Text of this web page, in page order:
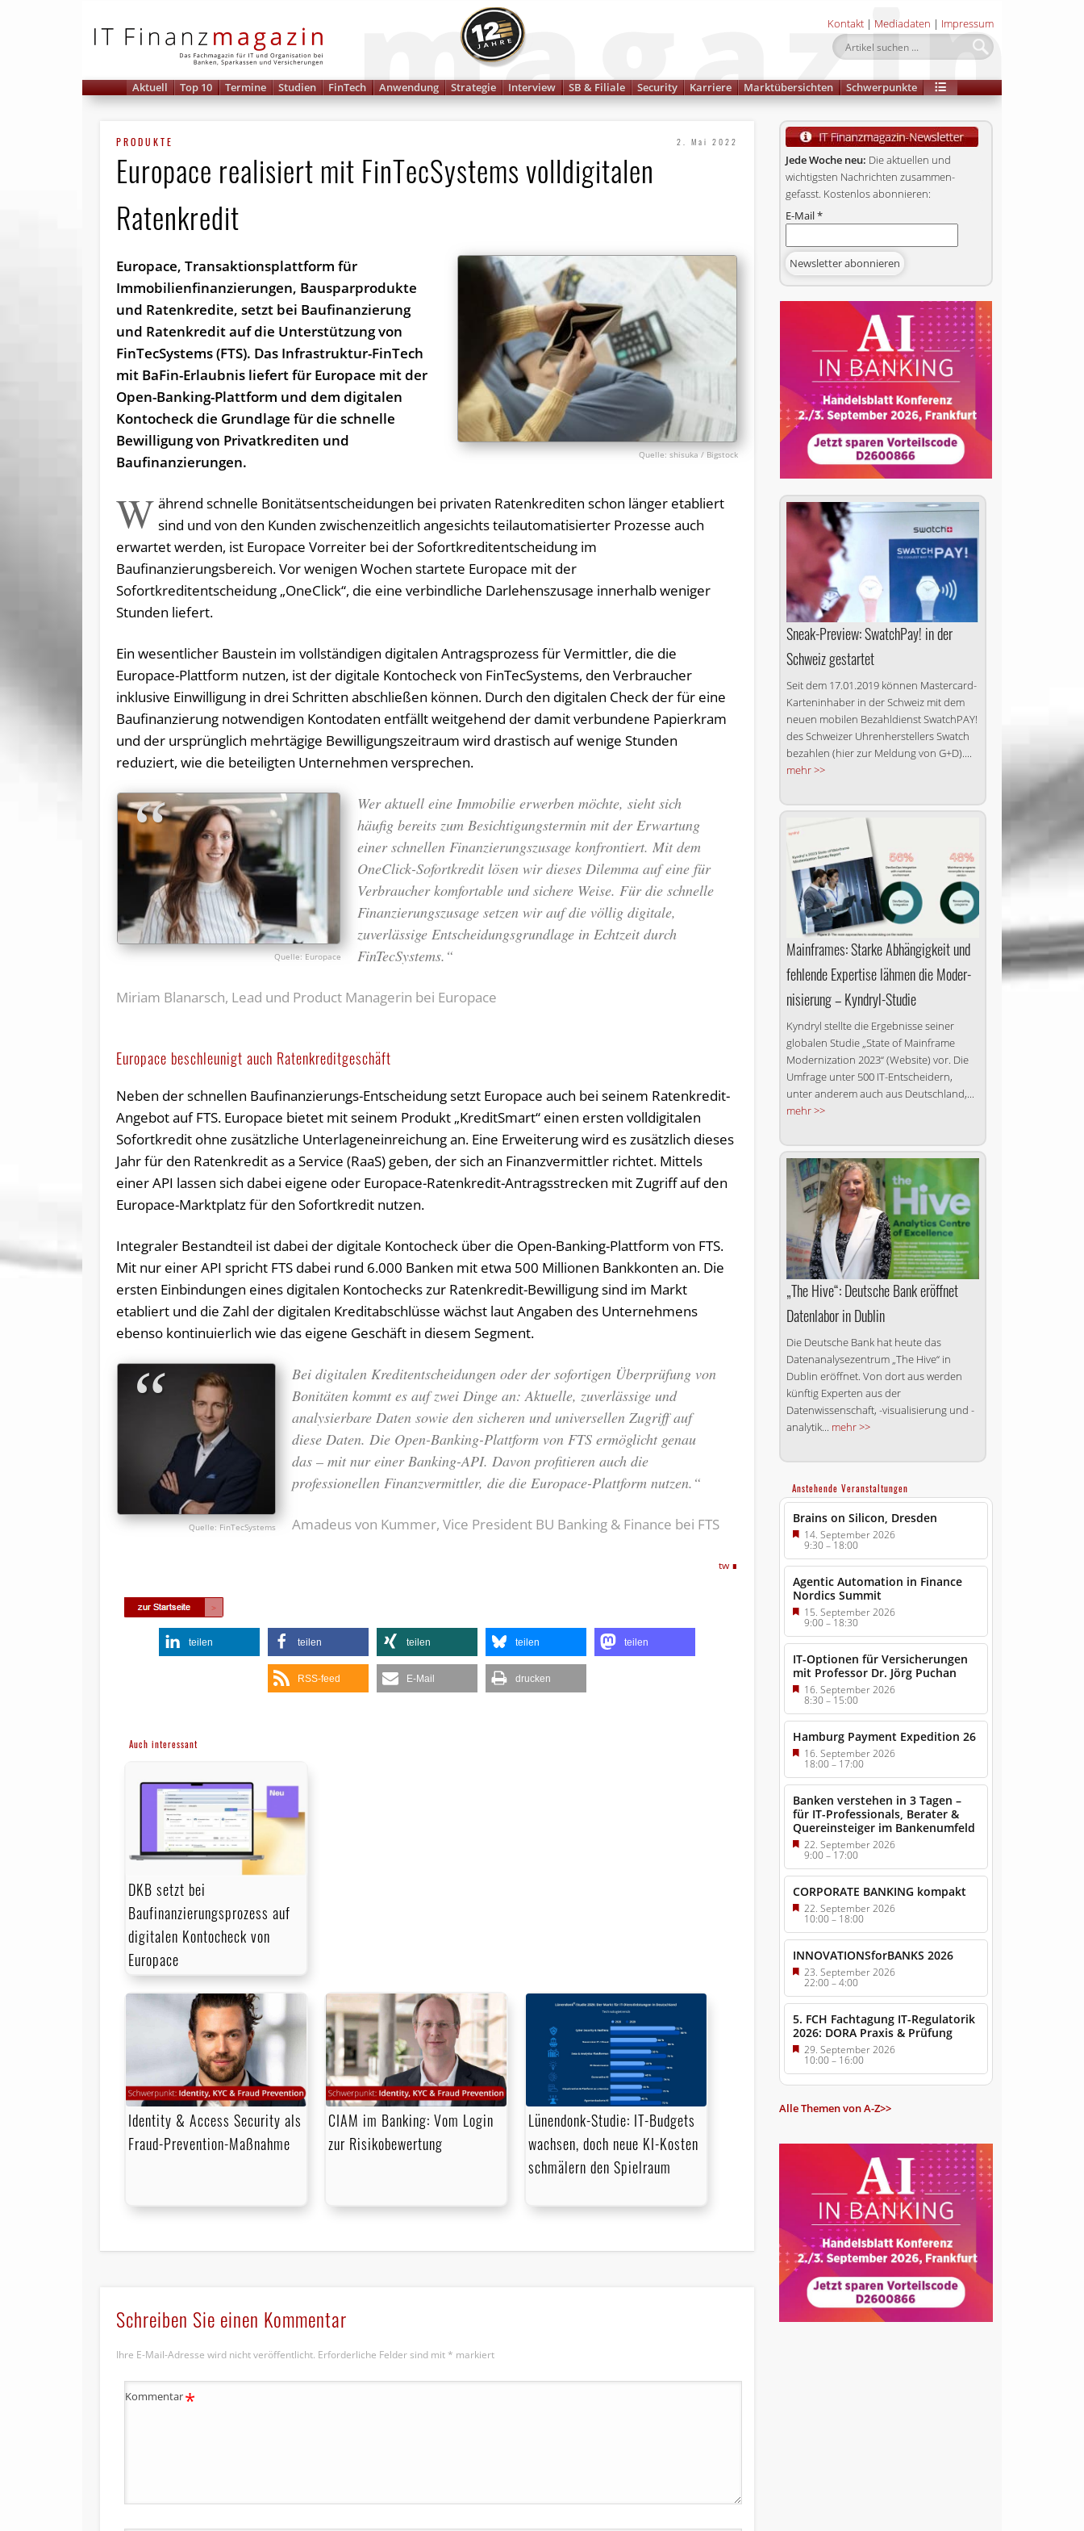
Kontakt | Mediadaten | Impressum
Aktuell Top 10 Termine Studien FinTech Anwendung Strategie Interview SB & Filiale Security Karriere Marktübersichten Schwerpunkte
PRODUKTE 2. Mai 2022
Europace realisiert mit FinTecSystems volldigitalen
Ratenkredit
shisuka / Bigstock
Europace, Transaktionsplattform für
Immobilienfinanzierungen, Bausparprodukte
und Ratenkredite, setzt bei Baufinanzierung
und Ratenkredit auf die Unterstützung von
FinTecSystems (FTS). Das Infrastruktur-FinTech
mit BaFin-Erlaubnis liefert für Europace mit der
Open-Banking-Plattform und dem digitalen
Kontocheck die Grundlage für die schnelle
Bewilligung von Privatkrediten und
Baufinanzierungen.
W ährend schnelle Bonitätsentscheidungen bei privaten Ratenkrediten schon länger etabliert
sind und von den Kunden zwischenzeitlich angesichts teilautomatisierter Prozesse auch
erwartet werden, ist Europace Vorreiter bei der Sofortkreditentscheidung im
Baufinanzierungsbereich. Vor wenigen Wochen startete Europace mit der
Sofortkreditentscheidung „OneClick“, die eine verbindliche Darlehenszusage innerhalb weniger
Stunden liefert.
Ein wesentlicher Baustein im vollständigen digitalen Antragsprozess für Vermittler, die die
Europace-Plattform nutzen, ist der digitale Kontocheck von FinTecSystems, den Verbraucher
inklusive Einwilligung in drei Schritten abschließen können. Durch den digitalen Check der für eine
Baufinanzierung notwendigen Kontodaten entfällt weitgehend der damit verbundene Papierkram
und der ursprünglich mehrtägige Bewilligungszeitraum wird drastisch auf wenige Stunden
reduziert, wie die beteiligten Unternehmen versprechen.
Europace
Wer aktuell eine Immobilie erwerben möchte, sieht sich
häufig bereits zum Besichtigungstermin mit der Erwartung
einer schnellen Finanzierungszusage konfrontiert. Mit dem
OneClick-Sofortkredit lösen wir dieses Dilemma auf eine für
Verbraucher komfortable und sichere Weise. Für die schnelle
Finanzierungszusage setzen wir auf die völlig digitale,
zuverlässige Entscheidungsgrundlage in Echtzeit durch
FinTecSystems.“
Miriam Blanarsch, Lead und Product Managerin bei Europace
Europace beschleunigt auch Ratenkreditgeschäft
Neben der schnellen Baufinanzierungs-Entscheidung setzt Europace auch bei seinem Ratenkredit-
Angebot auf FTS. Europace bietet mit seinem Produkt „KreditSmart“ einen ersten volldigitalen
Sofortkredit ohne zusätzliche Unterlageneinreichung an. Eine Erweiterung wird es zusätzlich dieses
Jahr für den Ratenkredit as a Service (RaaS) geben, der sich an Finanzvermittler richtet. Mittels
einer API lassen sich dabei eigene oder Europace-Ratenkredit-Antragsstrecken mit Zugriff auf den
Europace-Marktplatz für den Sofortkredit nutzen.
Integraler Bestandteil ist dabei der digitale Kontocheck über die Open-Banking-Plattform von FTS.
Mit nur einer API spricht FTS dabei rund 6.000 Banken mit etwa 500 Millionen Bankkonten an. Die
ersten Einbindungen eines digitalen Kontochecks zur Ratenkredit-Bewilligung sind im Markt
etabliert und die Zahl der digitalen Kreditabschlüsse wächst laut Angaben des Unternehmens
ebenso kontinuierlich wie das eigene Geschäft in diesem Segment.
FinTecSystems
Bei digitalen Kreditentscheidungen oder der sofortigen Überprüfung von
Bonitäten kommt es auf zwei Dinge an: Aktuelle, zuverlässige und
analysierbare Daten sowie den sicheren und universellen Zugriff auf
diese Daten. Die Open-Banking-Plattform von FTS ermöglicht genau
das – mit nur einer Banking-API. Davon profitieren auch die
professionellen Finanzvermittler, die die Europace-Plattform nutzen.“
Amadeus von Kummer, Vice President BU Banking & Finance bei FTS
tw
teilen teilen teilen teilen teilen
RSS-feed E-Mail drucken
Auch interessant
DKB setzt bei
Baufinanzierungsprozess auf
digitalen Kontocheck von
Europace
Identity & Access Security als
Fraud-Prevention-Maßnahme
CIAM im Banking: Vom Login
zur Risikobewertung
Lünendonk-Studie: IT-Budgets
wachsen, doch neue KI-Kosten
schmälern den Spielraum
Schreiben Sie einen Kommentar
Ihre E-Mail-Adresse wird nicht veröffentlicht. Erforderliche Felder sind mit * markiert
Kommentar*
Jede Woche neu: Die aktuellen und
wichtigsten Nachrichten zusammen­
gefasst. Kostenlos abonnieren:
E-Mail*
Sneak-Preview: SwatchPay! in der
Schweiz gestartet
Seit dem 17.01.2019 können Mastercard-
Karteninhaber in der Schweiz mit dem
neuen mobilen Bezahldienst SwatchPAY!
des Schweizer Uhrenherstellers Swatch
bezahlen (hier zur Meldung von G+D)....
mehr >>
Mainframes: Star­ke Ab­hän­gig­keit und
feh­len­de Ex­per­ti­se lähmen die Mo­der­
ni­sie­rung – Kyndryl-Studie
Kyndryl stellte die Ergebnisse seiner
globalen Studie „State of Mainframe
Modernization 2023“ (Website) vor. Die
Umfrage unter 500 IT-Entscheidern,
unter anderem auch aus Deutschland,...
mehr >>
„The Hive“: Deutsche Bank eröffnet
Datenlabor in Dublin
Die Deutsche Bank hat heute das
Datenanalysezentrum „The Hive“ in
Dublin eröffnet. Von dort aus werden
künftig Experten aus der
Datenwissenschaft, -visualisierung und -
analytik... mehr >>
Anstehende Veranstaltungen
Brains on Silicon, Dresden
14. September 2026
9:30–18:00
Agentic Automation in Finance
Nordics Summit
15. September 2026
9:00–18:30
IT-Optionen für Versicherungen
mit Professor Dr. Jörg Puchan
16. September 2026
8:30–15:00
Hamburg Payment Expedition 26
16. September 2026
18:00– 17:00
Banken verstehen in 3 Tagen –
für IT-Professionals, Berater &
Quereinsteiger im Bankenumfeld
22. September 2026
9:00–17:00
CORPORATE BANKING kompakt
22. September 2026
10:00– 18:00
INNOVATIONSforBANKS 2026
23. September 2026
22:00–4:00
5. FCH Fachtagung IT-Regulatorik
2026: DORA Praxis & Prüfung
29. September 2026
10:00– 16:00
Alle Themen von A-Z>>